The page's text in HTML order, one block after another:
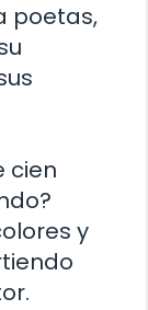
poetas,
cien
y